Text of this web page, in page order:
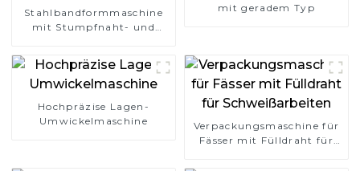
Stahlbandformmaschine
mit Stumpfnaht- und
mit geradem Typ
Hochpräzise Lagen-
Umwickelmaschine
Verpackungsmaschine für
Fässer mit Fülldraht für